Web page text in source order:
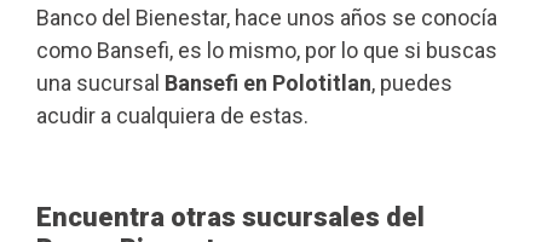
Banco del Bienestar, hace unos años se conocía
como Bansefi, es lo mismo, por lo que si buscas
una sucursal Bansefi en Polotitlan, puedes
acudir a cualquiera de estas.
Encuentra otras sucursales del